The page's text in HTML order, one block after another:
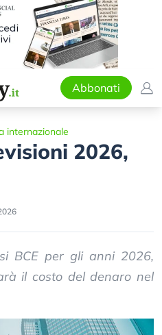
Abbonati
internazionale
2026,
BCE per gli anni 2026,
il costo del denaro nel